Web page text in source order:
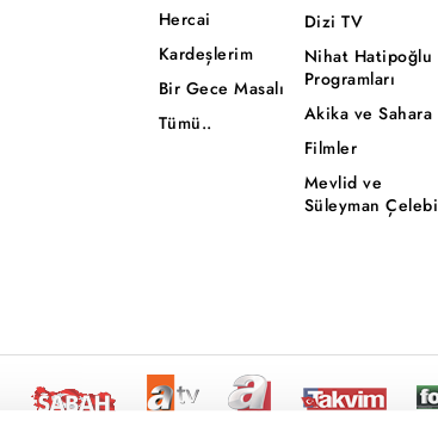
Reddet
Hercai
Kardeşlerim
Bir Gece Masalı
Tümü..
Dizi TV
Nihat Hatipoğlu
Programları
Akika ve Sahara
Filmler
Mevlid ve
Süleyman Çelebi